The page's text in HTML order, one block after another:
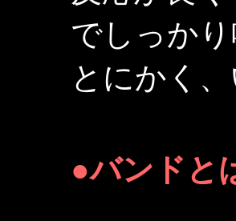
でしっか
とにかく
●バンドと